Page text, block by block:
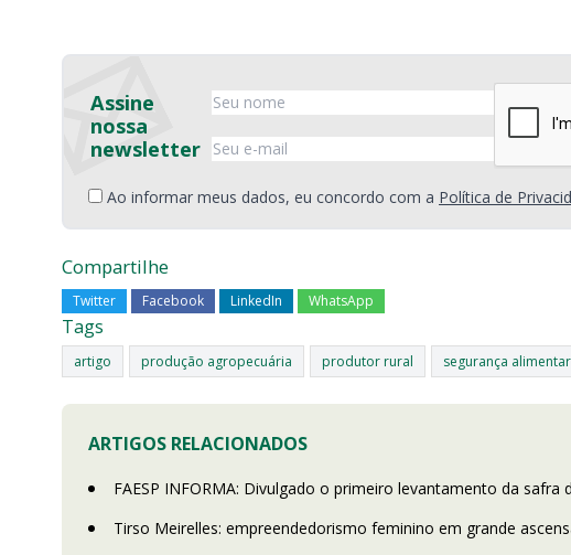
Assine
nossa
newsletter
Ao informar meus dados, eu concordo com a Política de
Compartilhe
Twitter Facebook LinkedIn WhatsApp
Tags
artigo produção agropecuária produtor rural segurança alimentar
ARTIGOS RELACIONADOS
FAESP INFORMA: Divulgado o primeiro levantamento da
Tirso Meirelles: empreendedorismo feminino em grande